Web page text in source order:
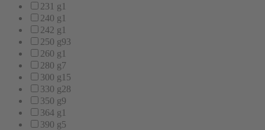
231 g1
240 g1
242 g1
250 g93
260 g1
280 g7
300 g15
330 g28
350 g9
364 g1
390 g5